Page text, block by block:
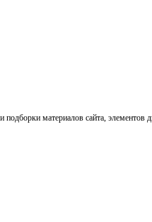
материалов сайта, элементов